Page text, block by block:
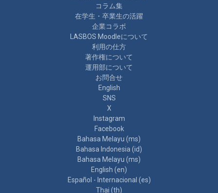
コラム集
在学生・卒業生の活躍
企業コラボ
LASBOS Moodleについて
利用の仕方
著作権について
運用部について
お問合せ
English
SNS
X
Instagram
Facebook
Bahasa Melayu ‎(ms)‎
Bahasa Indonesia ‎(id)‎
Bahasa Melayu ‎(ms)‎
English ‎(en)‎
Español - Internacional ‎(es)‎
Thai ‎(th)‎